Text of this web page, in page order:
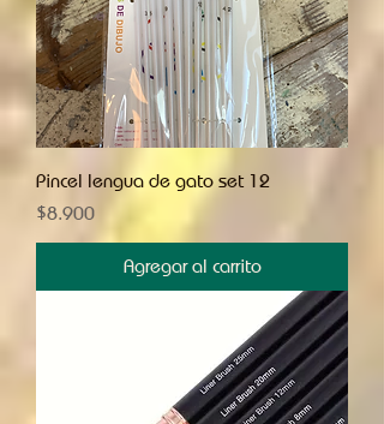
Pincel lengua de gato set 12
Precio
$8.900
Agregar al carrito